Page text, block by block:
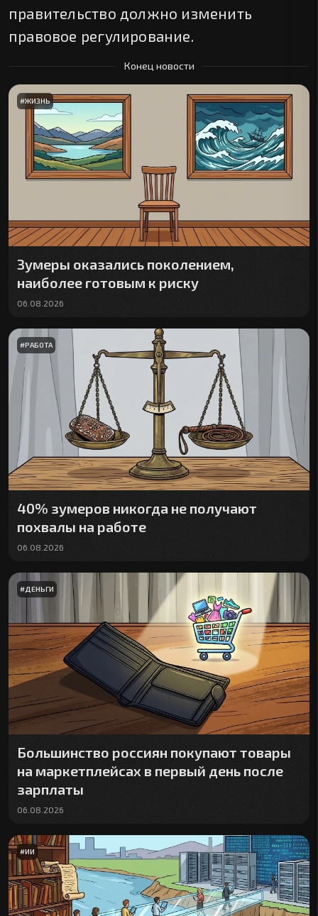
правительство должно изменить
правовое регулирование.
Конец новости
#ЖИЗНЬ
Зумеры оказались поколением,
наиболее готовым к риску
06.08.2026
#РАБОТА
40% зумеров никогда не получают
похвалы на работе
06.08.2026
#ДЕНЬГИ
Большинство россиян покупают товары
на маркетплейсах в первый день после
зарплаты
06.08.2026
#ИИ